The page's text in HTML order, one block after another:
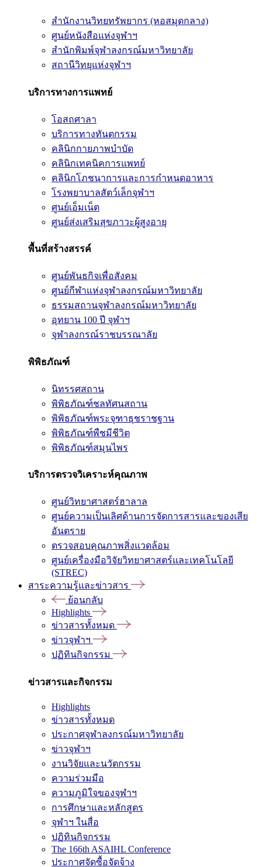
สำนักงานวิทยทรัพยากร (หอสมุดกลาง)
ศูนย์หนังสือแห่งจุฬาฯ
สำนักพิมพ์จุฬาลงกรณ์มหาวิทยาลัย
สถานีวิทยุแห่งจุฬาฯ
บริการทางการแพทย์
โอสถศาลา
บริการทางทันตกรรม
คลินิกกายภาพบำบัด
คลินิกเทคนิคการแพทย์
คลินิกโภชนาการและการกำหนดอาหาร
โรงพยาบาลสัตว์เล็กจุฬาฯ
ศูนย์เอ็มเน็ต
ศูนย์ส่งเสริมสุขภาวะผู้สูงอายุ
พื้นที่สร้างสรรค์
ศูนย์พันธกิจเพื่อสังคม
ศูนย์กีฬาแห่งจุฬาลงกรณ์มหาวิทยาลัย
ธรรมสถานจุฬาลงกรณ์มหาวิทยาลัย
อุทยาน 100 ปี จุฬาฯ
จุฬาลงกรณ์ราชบรรณาลัย
พิพิธภัณฑ์
นิทรรศสถาน
พิพิธภัณฑ์ชลทัศนสถาน
พิพิธภัณฑ์พระจุฑาธุชราชฐาน
พิพิธภัณฑ์พืชมีชีวิต
พิพิธภัณฑ์สมุนไพร
บริการตรวจวิเคราะห์คุณภาพ
ศูนย์วิทยาศาสตร์ฮาลาล
ศูนย์ความเป็นเลิศด้านการจัดการสารและของเสีย
อันตราย
ตรวจสอบคุณภาพสิ่งแวดล้อม
ศูนย์เครื่องมือวิจัยวิทยาศาสตร์และเทคโนโลยี
(STREC)
สาระความรู้และข่าวสาร
ย้อนกลับ
Highlights
ข่าวสารทั้งหมด
ข่าวจุฬาฯ
ปฏิทินกิจกรรม
ข่าวสารและกิจกรรม
Highlights
ข่าวสารทั้งหมด
ประกาศจุฬาลงกรณ์มหาวิทยาลัย
ข่าวจุฬาฯ
งานวิจัยและนวัตกรรม
ความร่วมมือ
ความภูมิใจของจุฬาฯ
การศึกษาและหลักสูตร
จุฬาฯ ในสื่อ
ปฏิทินกิจกรรม
The 166th ASAIHL Conference
ประกาศจัดซื้อจัดจ้าง